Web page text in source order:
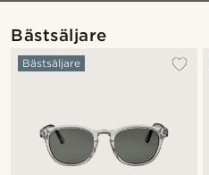
Bästsäljare
Bästsäljare